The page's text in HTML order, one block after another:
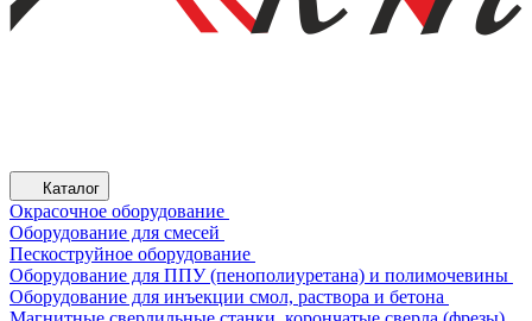
Каталог
Окрасочное оборудование
Оборудование для смесей
Пескоструйное оборудование
Оборудование для ППУ (пенополиуретана) и полимочевины
Оборудование для инъекции смол, раствора и бетона